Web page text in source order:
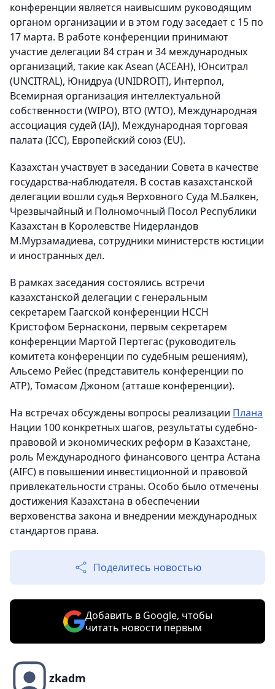
конференции является наивысшим руководящим
органом организации и в этом году заседает с 15 по
17 марта. В работе конференции принимают
участие делегации 84 стран и 34 международных
организаций, такие как Asean (АСЕАН), Юнситрал
(UNCITRAL), Юнидруа (UNIDROIT), Интерпол,
Всемирная организация интеллектуальной
собственности (WIPO), ВТО (WTO), Международная
ассоциация судей (IAJ), Международная торговая
палата (ICC), Европейский союз (EU).
Казахстан участвует в заседании Совета в качестве
государства-наблюдателя. В состав казахстанской
делегации вошли судья Верховного Суда М.Балкен,
Чрезвычайный и Полномочный Посол Республики
Казахстан в Королевстве Нидерландов
М.Мурзамадиева, сотрудники министерств юстиции
и иностранных дел.
В рамках заседания состоялись встречи
казахстанской делегации с генеральным
секретарем Гаагской конференции HCCH
Кристофом Бернаскони, первым секретарем
конференции Мартой Пертегас (руководитель
комитета конференции по судебным решениям),
Альсемо Рейес (представитель конференции по
АТР), Томасом Джоном (атташе конференции).
На встречах обсуждены вопросы реализации Плана
Нации 100 конкретных шагов, результаты судебно-
правовой и экономических реформ в Казахстане,
роль Международного финансового центра Астана
(AIFC) в повышении инвестиционной и правовой
привлекательности страны. Особо было отмечены
достижения Казахстана в обеспечении
верховенства закона и внедрении международных
стандартов права.
Поделитесь новостью
Добавить в Google, чтобы
читать новости первым
zkadm